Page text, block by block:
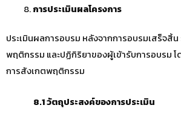
การประเมินผลโครงการ
ประเมินผลการอบรม หลังจากการอบรมเสร็จสิ้น
พฤติกรรม และปฏิกิริยาของผู้เข้ารับการอบรม
การสังเกตพฤติกรรม
8.1 วัตถุประสงค์ของการประเมิน